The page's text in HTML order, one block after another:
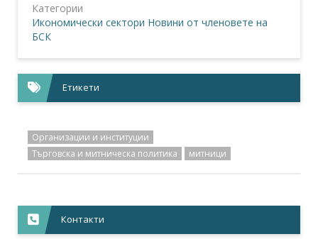
Категории
Икономически сектори Новини от членовете на
БСК
Етикети
Организации и институции
Търговска и митническа политика
митници
Контакти